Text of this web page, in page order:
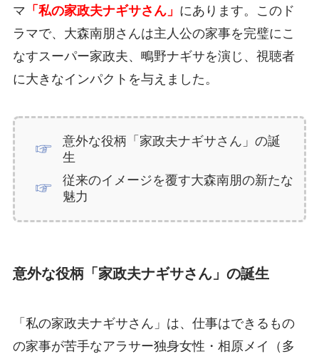
マ 「私の家政夫ナギサさん」 にあります。このド
ラマで、大森南朋さんは主人公の家事を完璧にこ
なすスーパー家政夫、鴫野ナギサを演じ、視聴者
に大きなインパクトを与えました。
意外な役柄「家政夫ナギサさん」の誕
生
従来のイメージを覆す大森南朋の新たな
魅力
意外な役柄「家政夫ナギサさん」の誕生
「私の家政夫ナギサさん」は、仕事はできるもの
の家事が苦手なアラサー独身女性・相原メイ（多